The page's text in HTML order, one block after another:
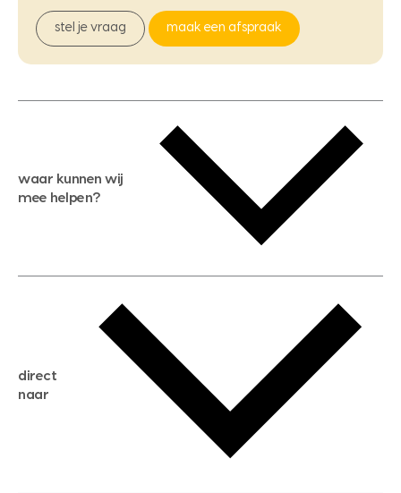
stel je vraag maak een afspraak
waar kunnen wij
mee helpen?
gratis zoekservice
huis verkopen
huis kopen
direct
naar